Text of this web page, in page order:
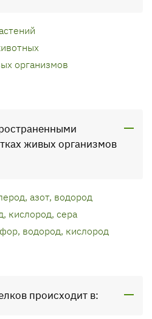
организмов
живых организмов
азот, водород
кислород, сера
водород, кислород
происходит в: